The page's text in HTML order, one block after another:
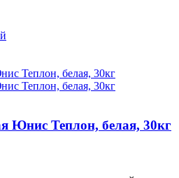
Юнис Теплон, белая, 30кг